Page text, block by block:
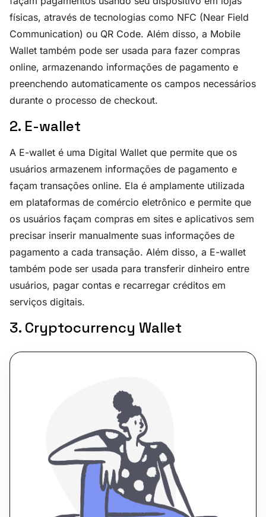
físicas, através de tecnologias como NFC (Near Field
Communication) ou QR Code. Além disso, a Mobile
Wallet também pode ser usada para fazer compras
online, armazenando informações de pagamento e
preenchendo automaticamente os campos necessários
durante o processo de checkout.
2. E-wallet
A E-wallet é uma Digital Wallet que permite que os
usuários armazenem informações de pagamento e
façam transações online. Ela é amplamente utilizada
em plataformas de comércio eletrônico e permite que
os usuários façam compras em sites e aplicativos sem
precisar inserir manualmente suas informações de
pagamento a cada transação. Além disso, a E-wallet
também pode ser usada para transferir dinheiro entre
usuários, pagar contas e recarregar créditos em
serviços digitais.
3. Cryptocurrency Wallet